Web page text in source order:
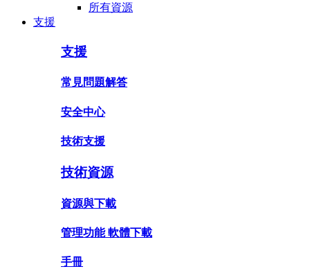
所有資源
支援
支援
常見問題解答
安全中心
技術支援
技術資源
資源與下載
管理功能 軟體下載
手冊